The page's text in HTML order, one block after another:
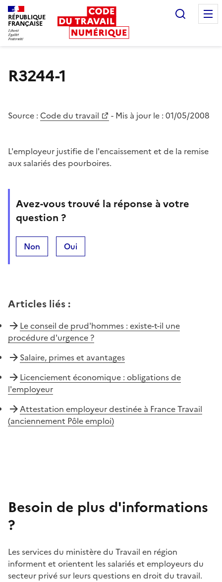
RÉPUBLIQUE
FRANÇAISE
R3244-1
Source : Code du travail - Mis à jour le : 01/05/2008
L'employeur justifie de l'encaissement et de la remise
aux salariés des pourboires.
Avez-vous trouvé la réponse à votre
question ?
Non Oui
Articles liés :
Le conseil de prud'hommes : existe-t-il une
procédure d'urgence ?
Salaire, primes et avantages
Licenciement économique : obligations de
l'employeur
Attestation employeur destinée à France Travail
(anciennement Pôle emploi)
Besoin de plus d'informations
?
Les services du ministère du Travail en région
informent et orientent les salariés et employeurs du
secteur privé sur leurs questions en droit du travail.